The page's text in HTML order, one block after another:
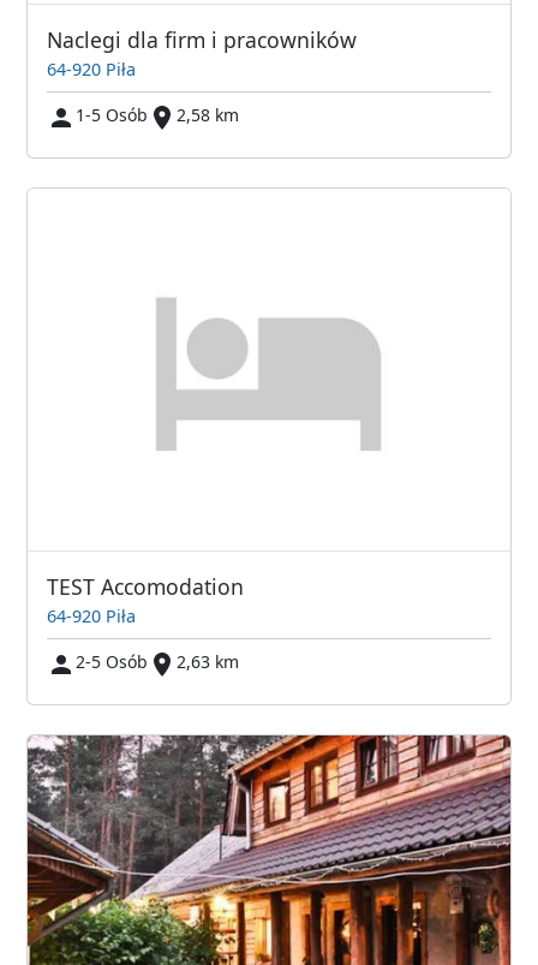
Naclegi dla firm i pracowników
64-920 Piła
1-5 Osób
2,58 km
TEST Accomodation
64-920 Piła
2-5 Osób
2,63 km